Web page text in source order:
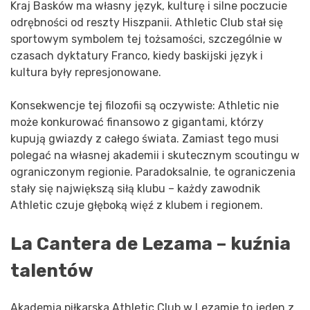
Kraj Basków ma własny język, kulturę i silne poczucie
odrębności od reszty Hiszpanii. Athletic Club stał się
sportowym symbolem tej tożsamości, szczególnie w
czasach dyktatury Franco, kiedy baskijski język i
kultura były represjonowane.
Konsekwencje tej filozofii są oczywiste: Athletic nie
może konkurować finansowo z gigantami, którzy
kupują gwiazdy z całego świata. Zamiast tego musi
polegać na własnej akademii i skutecznym scoutingu w
ograniczonym regionie. Paradoksalnie, te ograniczenia
stały się największą siłą klubu – każdy zawodnik
Athletic czuje głęboką więź z klubem i regionem.
La Cantera de Lezama – kuźnia
talentów